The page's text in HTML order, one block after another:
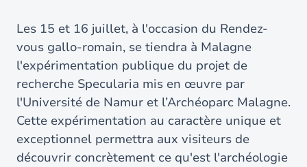
Les 15 et 16 juillet, à l'occasion du Rendez-
vous gallo-romain, se tiendra à Malagne
l'expérimentation publique du projet de
recherche Specularia mis en œuvre par
l'Université de Namur et l’Archéoparc Malagne.
Cette expérimentation au caractère unique et
exceptionnel permettra aux visiteurs de
découvrir concrètement ce qu'est l'archéologie